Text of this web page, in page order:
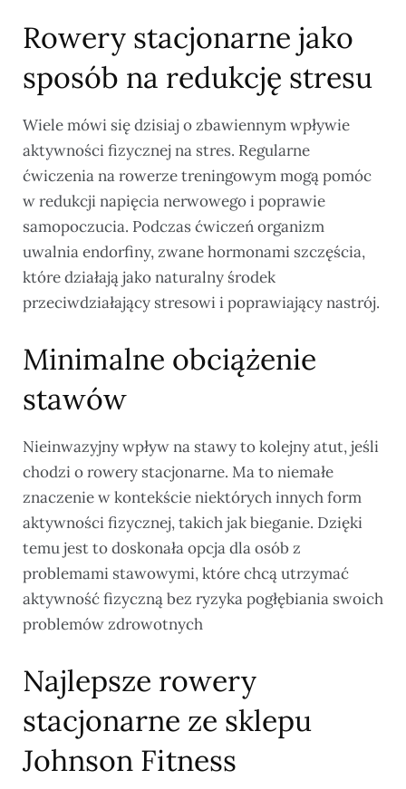
Rowery stacjonarne jako
sposób na redukcję stresu
Wiele mówi się dzisiaj o zbawiennym wpływie
aktywności fizycznej na stres. Regularne
ćwiczenia na rowerze treningowym mogą pomóc
w redukcji napięcia nerwowego i poprawie
samopoczucia. Podczas ćwiczeń organizm
uwalnia endorfiny, zwane hormonami szczęścia,
które działają jako naturalny środek
przeciwdziałający stresowi i poprawiający nastrój.
Minimalne obciążenie
stawów
Nieinwazyjny wpływ na stawy to kolejny atut, jeśli
chodzi o rowery stacjonarne. Ma to niemałe
znaczenie w kontekście niektórych innych form
aktywności fizycznej, takich jak bieganie. Dzięki
temu jest to doskonała opcja dla osób z
problemami stawowymi, które chcą utrzymać
aktywność fizyczną bez ryzyka pogłębiania swoich
problemów zdrowotnych
Najlepsze rowery
stacjonarne ze sklepu
Johnson Fitness